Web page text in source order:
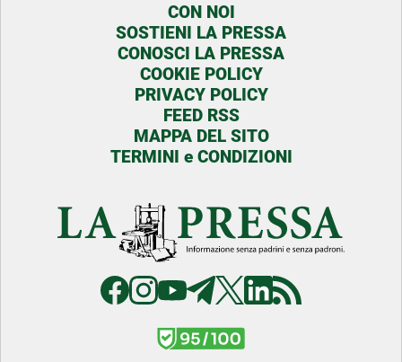
CON NOI
SOSTIENI LA PRESSA
CONOSCI LA PRESSA
COOKIE POLICY
PRIVACY POLICY
FEED RSS
MAPPA DEL SITO
TERMINI e CONDIZIONI